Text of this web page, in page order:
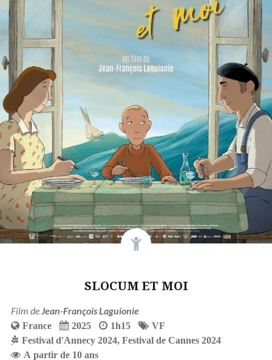
SLOCUM ET MOI
Film deJean-François Laguionie
France 2025 1h15
VF
Festival d'Annecy 2024, Festival de Cannes 2024
A partir de 10 ans